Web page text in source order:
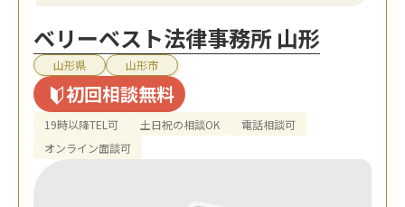
ベリーベスト法律事務所 山形
山形県 山形市
初回相談無料
19時以降TEL可 土日祝の相談OK
電話相談可
オンライン面談可